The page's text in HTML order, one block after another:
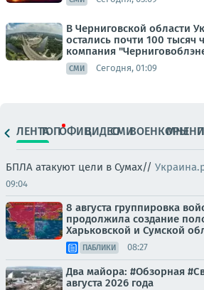
В Черниговской области
остались почти 100 тысяч
компания
СМИ Сегодня, 01:09
ЛЕНТАТОПОФИЦ.ВИДЕОСМИВОЕНКОРЫ
БПЛА атакуют цели в Сумах//
09:04
8 августа группировка
продолжила создание
Харьковской и Сумской
ПАБЛИКИ 08:27
Два майора: #Обзорная
августа 2026 года